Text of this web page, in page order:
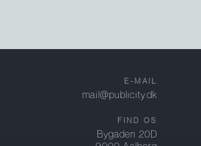
E-MAIL
mail@publicity.dk
FIND OS
Bygaden 20D